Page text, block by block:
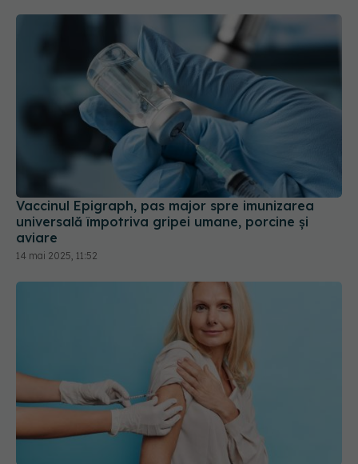
Vaccinul Epigraph, pas major spre imunizarea
universală împotriva gripei umane, porcine și
aviare
14 mai 2025, 11:52